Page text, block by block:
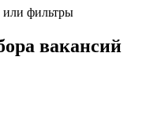
или фильтры
вакансий